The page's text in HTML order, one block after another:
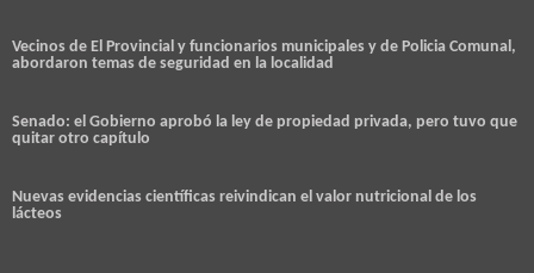
Vecinos de El Provincial y funcionarios municipales y de Policia Comunal,
abordaron temas de seguridad en la localidad
Senado: el Gobierno aprobó la ley de propiedad privada, pero tuvo que
quitar otro capítulo
Nuevas evidencias científicas reivindican el valor nutricional de los
lácteos